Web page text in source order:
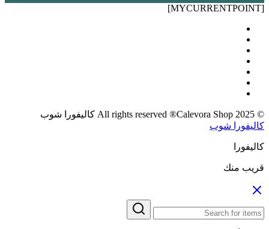
[MYCURRENTPOINT]
© 2025 All rights reserved ®Calevora Shop كاليفورا شوب
كاليفورا شوب
كاليفورا
قريب منك